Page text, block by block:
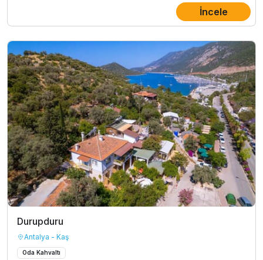
İncele
Durupduru
Antalya - Kaş
Oda Kahvaltı